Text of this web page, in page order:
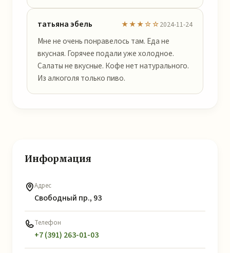
татьяна эбель ★★★☆☆2024-11-24
Мне не очень понравелось там. Еда не
вкусная. Горячее подали уже холодное.
Салаты не вкусные. Кофе нет натурального.
Из алкоголя только пиво.
Информация
Адрес
Свободный пр., 93
Телефон
+7 (391) 263-01-03